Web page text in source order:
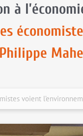
à
voient